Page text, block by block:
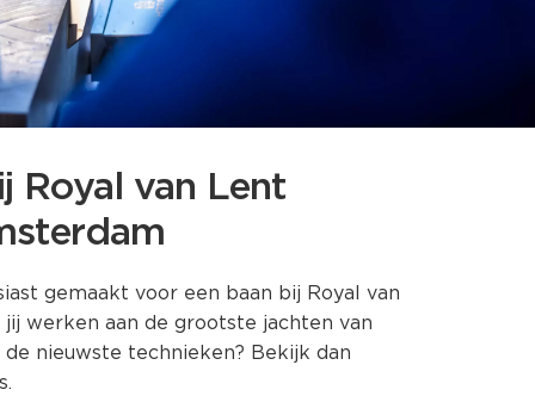
Royal van Lent
gemaakt voor een baan bij Royal van
werken aan de grootste jachten van
nieuwste technieken? Bekijk dan